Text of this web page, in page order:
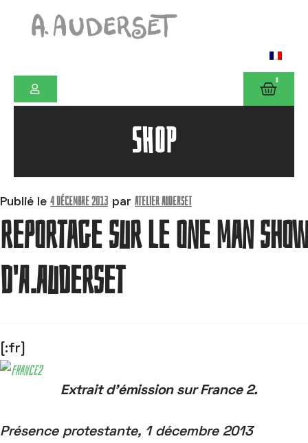
0
SHOP
Publié le 4 décembre 2013 par Atelier Auderset
reportage sur le one man show
d'A.Auderset
[:fr]
Extrait d’émission sur France 2.
Présence protestante, 1 décembre 2013